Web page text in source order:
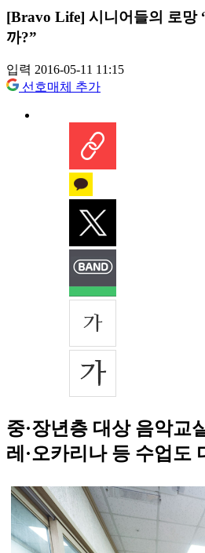
[Bravo Life] 시니어들의 로망
까?”
입력 2016-05-11 11:15
선호매체 추가
중·장년층 대상 음악교
레·오카리나 등 수업도